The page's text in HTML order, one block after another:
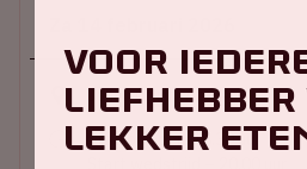
Johan Cruijff ArenA
Stadion open: 18.30 uur
Voor
liefhebber
lekker